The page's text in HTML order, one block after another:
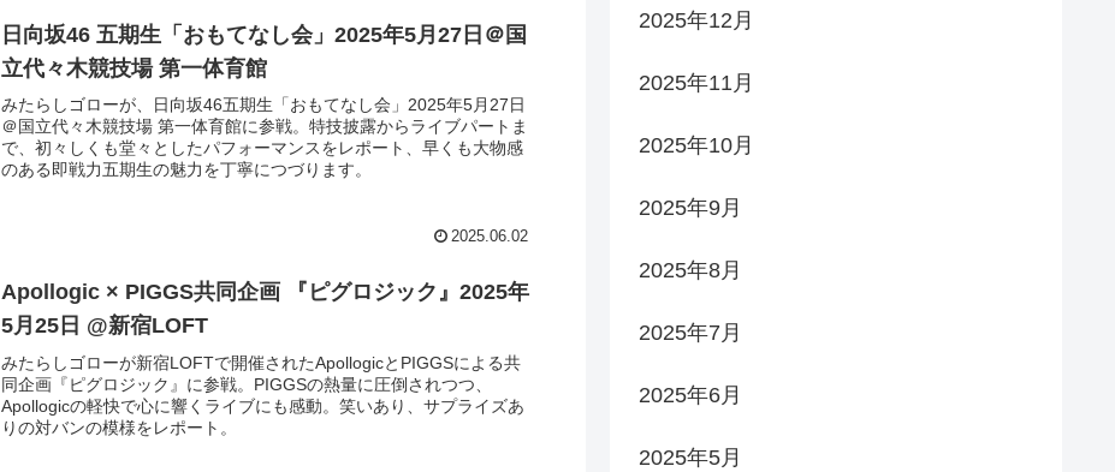
日向坂46 五期生「おもてなし会」2025年5月27日＠国
立代々木競技場 第一体育館
みたらしゴローが、日向坂46五期生「おもてなし会」2025年5月27日
＠国立代々木競技場 第一体育館に参戦。特技披露からライブパートま
で、初々しくも堂々としたパフォーマンスをレポート、早くも大物感
のある即戦力五期生の魅力を丁寧につづります。
2025.06.02
Apollogic × PIGGS共同企画 『ピグロジック』2025年
5月25日 @新宿LOFT
みたらしゴローが新宿LOFTで開催されたApollogicとPIGGSによる共
同企画『ピグロジック』に参戦。PIGGSの熱量に圧倒されつつ、
Apollogicの軽快で心に響くライブにも感動。笑いあり、サプライズあ
りの対バンの模様をレポート。
2025年12月
2025年11月
2025年10月
2025年9月
2025年8月
2025年7月
2025年6月
2025年5月